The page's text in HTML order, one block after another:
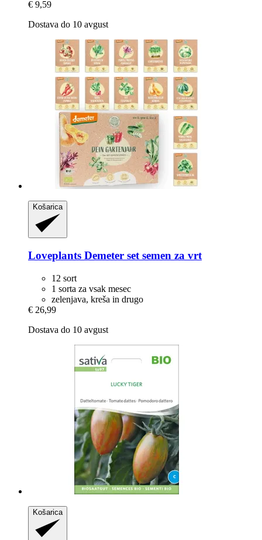
€ 9,59
Dostava do 10 avgust
Košarica
Loveplants Demeter set semen za vrt
12 sort
1 sorta za vsak mesec
zelenjava, kreša in drugo
€ 26,99
Dostava do 10 avgust
Košarica